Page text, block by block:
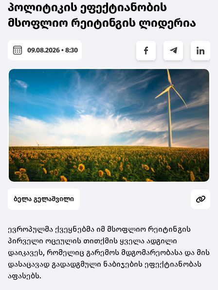
პოლიტიკის ეფექტიანობის
მსოფლიო რეიტინგის ლიდერია
09.08.2026 • 8:30
ბელა გელაშვილი
ევროპულმა ქვეყნებმა იმ მსოფლიო რეიტინგის
პირველი ოცეულის თითქმის ყველა ადგილი
დაიკავეს, რომელიც გარემოს მდგომარეობასა და მის
დასაცავად გადადგმული ნაბიჯების ეფექტიანობას
აფასებს.